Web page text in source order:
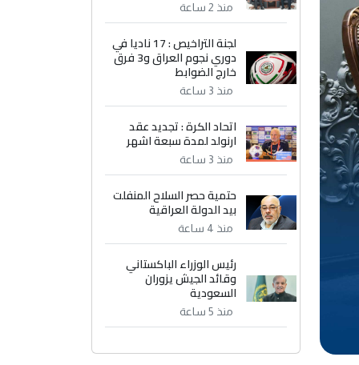
منذ 2 ساعة
لجنة التراخيص : 17 ناديا في
دوري نجوم العراق و3 فرق
خارج الضوابط
منذ 3 ساعة
اتحاد الكرة : تجديد عقد
ارنولد لمدة سبعة اشهر
منذ 3 ساعة
حتمية حصر السلاح المنفلت
بيد الدولة العراقية
منذ 4 ساعة
رئيس الوزراء الباكستاني
وقائد الجيش يزوران
السعودية
منذ 5 ساعة